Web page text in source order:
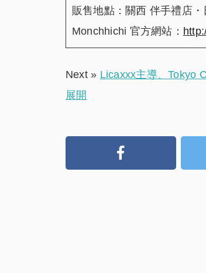
販售地點：關西 伴手禮店
Monchhichi 官方網站：
Next » Licaxxx主導、Tokyo
展開